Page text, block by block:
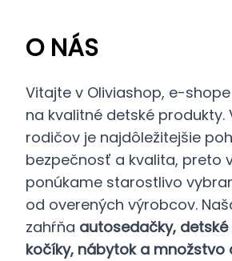
O NÁS
Vitajte v Oliviashop, e-
na kvalitné detské produkty.
rodičov je najdôležitejšie
bezpečnosť a kvalita, preto
ponúkame starostlivo
od overených výrobcov.
zahŕňa autosedačky, detské
kočíky, nábytok a množstvo